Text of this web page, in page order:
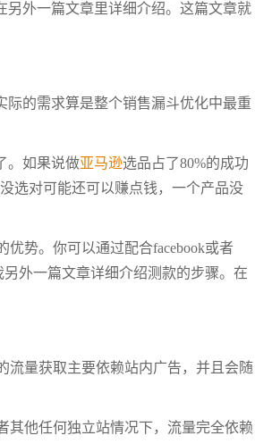
另外一篇文章里详细介绍。这篇文章就
的需求算是整个销售漏斗优化中最重
。如果说做亚马逊选品占了80%的成功
选对可能还可以赚点钱，一个产品没
势。你可以通过配合facebook或者
外一篇文章详细介绍测款的步骤。在
流量获取主要依赖站内广告，并且会随
其他任何独立站情况下，流量完全依赖